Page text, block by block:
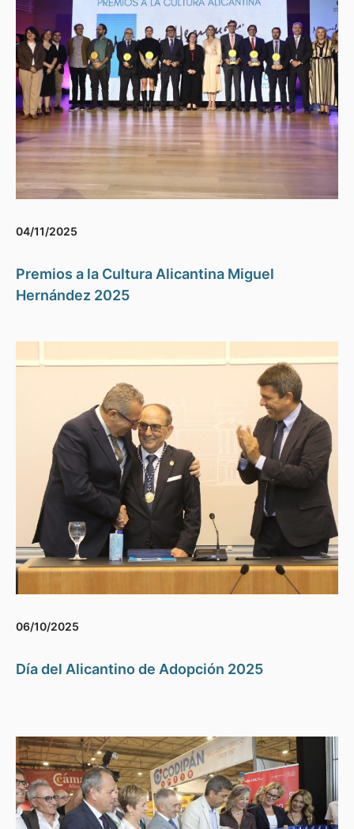
04/11/2025
Premios a la Cultura Alicantina Miguel
Hernández 2025
06/10/2025
Día del Alicantino de Adopción 2025